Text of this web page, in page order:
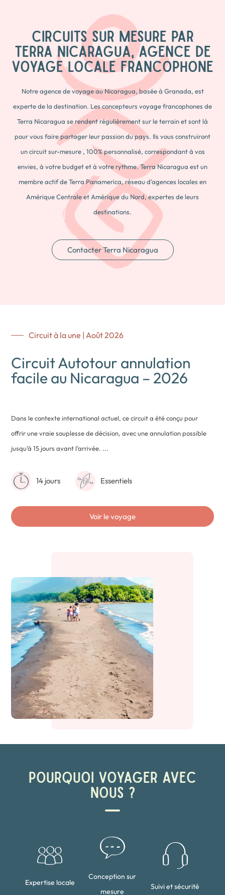
CIRCUITS SUR MESURE PAR
TERRA NICARAGUA, AGENCE DE
VOYAGE LOCALE FRANCOPHONE
Notre agence de voyage au Nicaragua, basée à Granada, est
experte de la destination. Les concepteurs voyage francophones de
Terra Nicaragua se rendent régulièrement sur le terrain et sont là
pour vous faire partager leur passion du pays. Ils vous construiront
un circuit sur-mesure , 100% personnalisé, correspondant à vos
envies, à votre budget et à votre rythme. Terra Nicaragua est un
membre actif de Terra Panamerica, réseau d'agences locales en
Amérique Centrale et Amérique du Nord, expertes de leurs
destinations.
Contacter Terra Nicaragua
Circuit à la une | Août 2026
Circuit Autotour annulation
facile au Nicaragua – 2026
Dans le contexte international actuel, ce circuit a été conçu pour
offrir une vraie souplesse de décision, avec une annulation possible
jusqu’à 15 jours avant l’arrivée. ...
14 jours Essentiels
Voir le voyage
POURQUOI VOYAGER AVEC
NOUS ?
Expertise locale
Conception sur
mesure
Suivi et sécurité